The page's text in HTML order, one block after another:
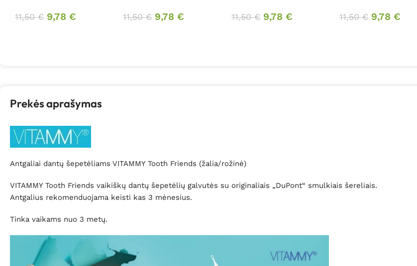
11,50€ 9,78 € 11,50€ 9,78€ 11,50€ 9,78 € 11,50€ 9,78 €
Prekės aprašymas
Antgaliai dantų šepetėliams VITAMMY Tooth Friends (žalia/rožinė)
VITAMMY Tooth Friends vaikiškų dantų šepetėlių galvutės su originaliais „DuPont“ smulkiais šereliais.
Antgalius rekomenduojama keisti kas 3 mėnesius.
Tinka vaikams nuo 3 metų.